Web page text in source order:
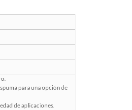
para una opción de
de aplicaciones.